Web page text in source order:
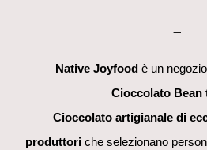
–
Native Joyfood è un
Cioccolato Bean
Cioccolato artigianale di
produttori che selezionano